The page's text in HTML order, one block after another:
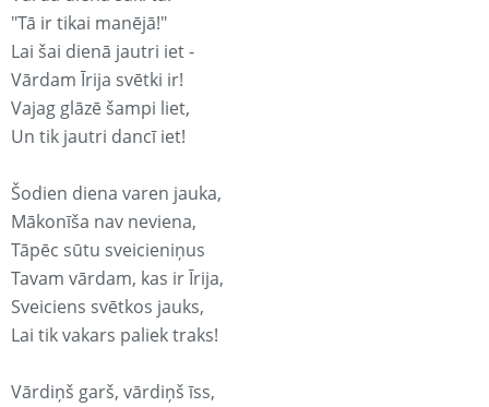
"Tā ir tikai manējā!"
Lai šai dienā jautri iet -
Vārdam Īrija svētki ir!
Vajag glāzē šampi liet,
Un tik jautri dancī iet!
Šodien diena varen jauka,
Mākonīša nav neviena,
Tāpēc sūtu sveicieniņus
Tavam vārdam, kas ir Īrija,
Sveiciens svētkos jauks,
Lai tik vakars paliek traks!
Vārdiņš garš, vārdiņš īss,